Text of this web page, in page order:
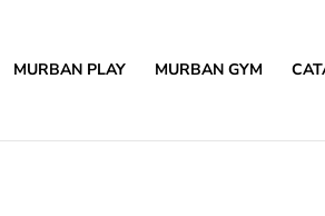
MURBAN PLAY MURBAN GYM